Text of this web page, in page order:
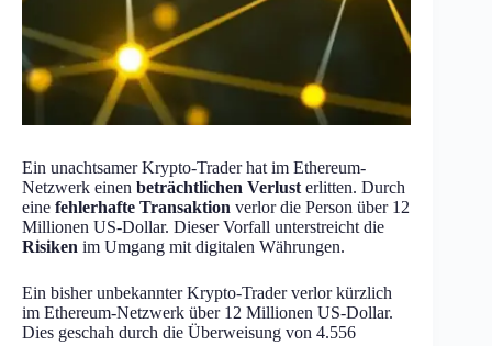
Ein unachtsamer Krypto-Trader hat im Ethereum-
Netzwerk einen beträchtlichen Verlust erlitten. Durch
eine fehlerhafte Transaktion verlor die Person über 12
Millionen US-Dollar. Dieser Vorfall unterstreicht die
Risiken im Umgang mit digitalen Währungen.
Ein bisher unbekannter Krypto-Trader verlor kürzlich
im Ethereum-Netzwerk über 12 Millionen US-Dollar.
Dies geschah durch die Überweisung von 4.556